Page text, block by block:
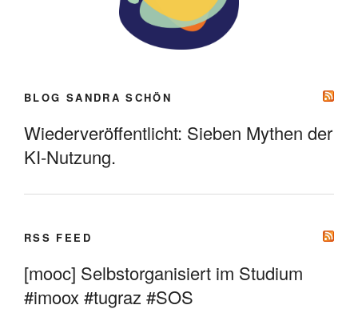
BLOG SANDRA SCHÖN
Wiederveröffentlicht: Sieben Mythen der
KI-Nutzung.
RSS FEED
[mooc] Selbstorganisiert im Studium
#imoox #tugraz #SOS